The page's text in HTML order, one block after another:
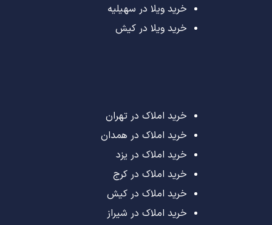
خرید ویلا در سهیلیه
خرید ویلا در کیش
خرید املاک در تهران
خرید املاک در همدان
خرید املاک در یزد
خرید املاک در کرج
خرید املاک در کیش
خرید املاک در شیراز